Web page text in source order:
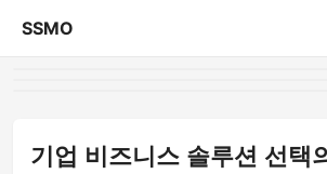
SSMO
기업 비즈니스 솔루션 선택